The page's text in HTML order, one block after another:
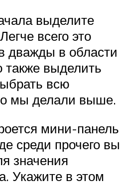
выделите
всего это
дважды в области
выделить
всю
мы делали выше.
мини-панель
среди прочего вы
значения
Укажите в этом